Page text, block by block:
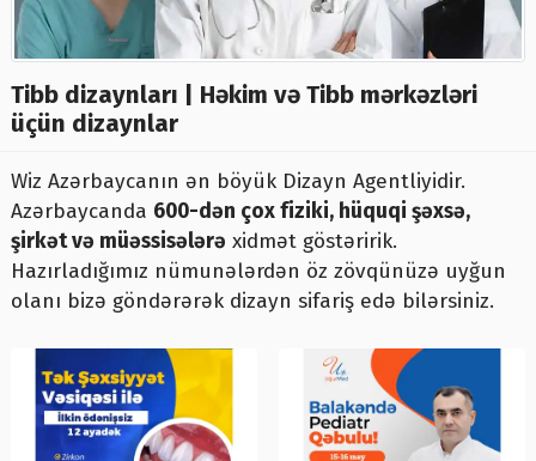
Tibb dizaynları | Həkim və Tibb mərkəzləri
üçün dizaynlar
Wiz Azərbaycanın ən böyük Dizayn Agentliyidir.
Azərbaycanda 600-dən çox fiziki, hüquqi şəxsə,
şirkət və müəssisələrə xidmət göstəririk.
Hazırladığımız nümunələrdən öz zövqünüzə uyğun
olanı bizə göndərərək dizayn sifariş edə bilərsiniz.